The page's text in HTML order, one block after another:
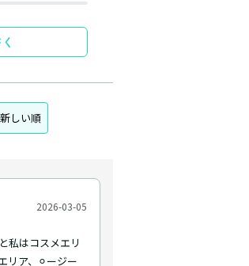
新しい順
2026-03-05
私はコスメエリ
リア、⚪︎ージー